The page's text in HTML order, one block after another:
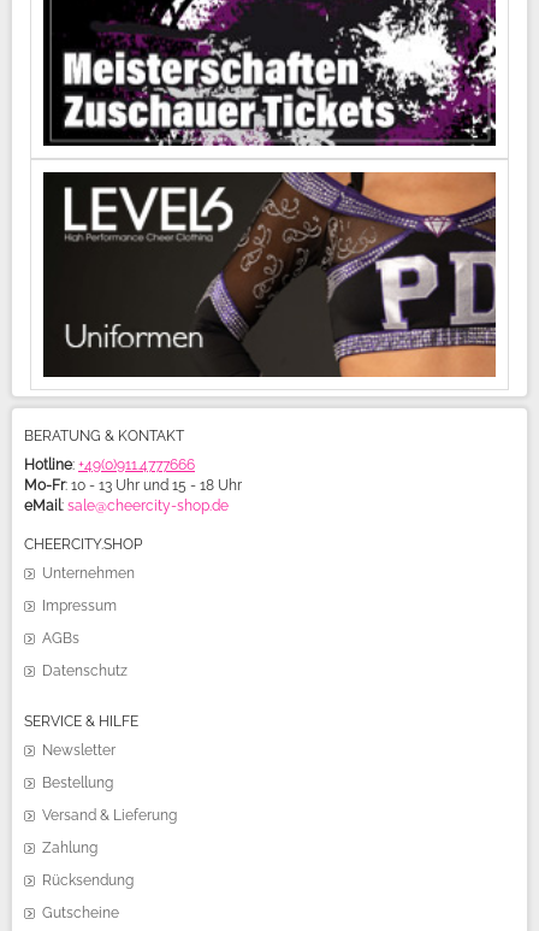
BERATUNG & KONTAKT
Hotline: +49(0)911.4777666
Mo-Fr: 10 - 13 Uhr und 15 - 18 Uhr
eMail: sale@cheercity-shop.de
CHEERCITY.SHOP
Unternehmen
Impressum
AGBs
Datenschutz
SERVICE & HILFE
Newsletter
Bestellung
Versand & Lieferung
Zahlung
Rücksendung
Gutscheine